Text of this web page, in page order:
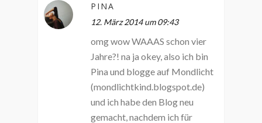
PINA
12. März 2014 um 09:43
omg wow WAAAS schon vier
Jahre?! na ja okey, also ich bin
Pina und blogge auf Mondlicht
(mondlichtkind.blogspot.de)
und ich habe den Blog neu
gemacht, nachdem ich für